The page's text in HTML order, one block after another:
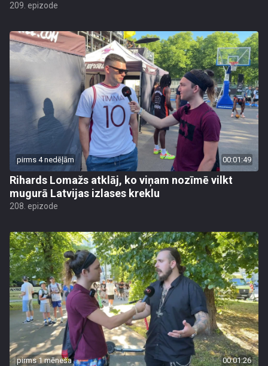
209. epizode
pirms 4 nedēļām 00:01:49
Rihards Lomažs atklāj, ko viņam nozīmē vilkt
mugurā Latvijas izlases kreklu
208. epizode
pirms 1 mēneša 00:01:26